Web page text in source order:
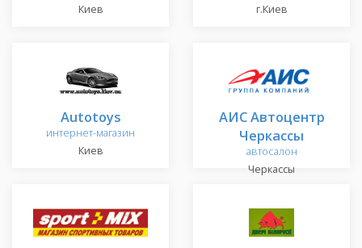
Киев
г.Киев
Autotoys
интернет-магазин
Киев
АИС Автоцентр
Черкассы
автосалон
Черкассы